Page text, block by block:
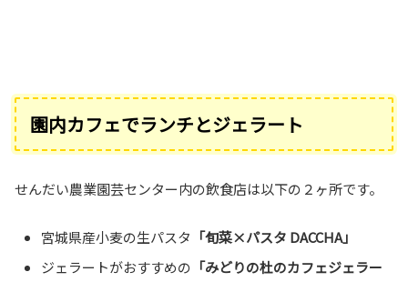
園内カフェでランチとジェラート
せんだい農業園芸センター内の飲食店は以下の２ヶ所です。
宮城県産小麦の生パスタ 「旬菜×パスタ DACCHA」
ジェラートがおすすめの 「みどりの杜のカフェジェラー